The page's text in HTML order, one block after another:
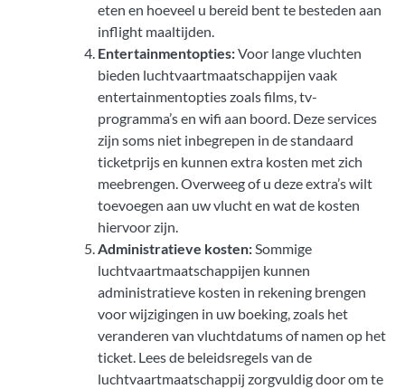
eten en hoeveel u bereid bent te besteden aan
inflight maaltijden.
Entertainmentopties:Voor lange vluchten
bieden luchtvaartmaatschappijen vaak
entertainmentopties zoals films, tv-
programma’s en wifi aan boord. Deze services
zijn soms niet inbegrepen in de standaard
ticketprijs en kunnen extra kosten met zich
meebrengen. Overweeg of u deze extra’s wilt
toevoegen aan uw vlucht en wat de kosten
hiervoor zijn.
Administratieve kosten:Sommige
luchtvaartmaatschappijen kunnen
administratieve kosten in rekening brengen
voor wijzigingen in uw boeking, zoals het
veranderen van vluchtdatums of namen op het
ticket. Lees de beleidsregels van de
luchtvaartmaatschappij zorgvuldig door om te